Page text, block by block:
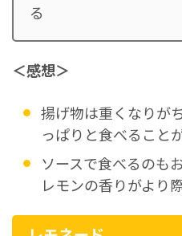
る
＜感想＞
揚げ物は重くなりが
っぱりと食べること
ソースで食べるのも
レモンの香りがより